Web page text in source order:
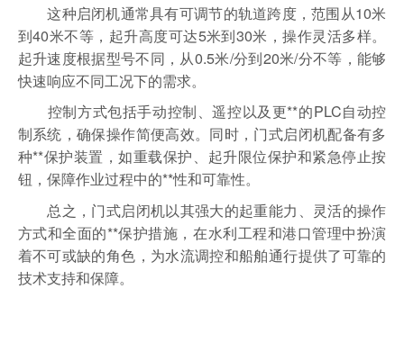
这种启闭机通常具有可调节的轨道跨度，范围从10米
到40米不等，起升高度可达5米到30米，操作灵活多样。
起升速度根据型号不同，从0.5米/分到20米/分不等，能够
快速响应不同工况下的需求。
控制方式包括手动控制、遥控以及更**的PLC自动控
制系统，确保操作简便高效。同时，门式启闭机配备有多
种**保护装置，如重载保护、起升限位保护和紧急停止按
钮，保障作业过程中的**性和可靠性。
总之，门式启闭机以其强大的起重能力、灵活的操作
方式和全面的**保护措施，在水利工程和港口管理中扮演
着不可或缺的角色，为水流调控和船舶通行提供了可靠的
技术支持和保障。